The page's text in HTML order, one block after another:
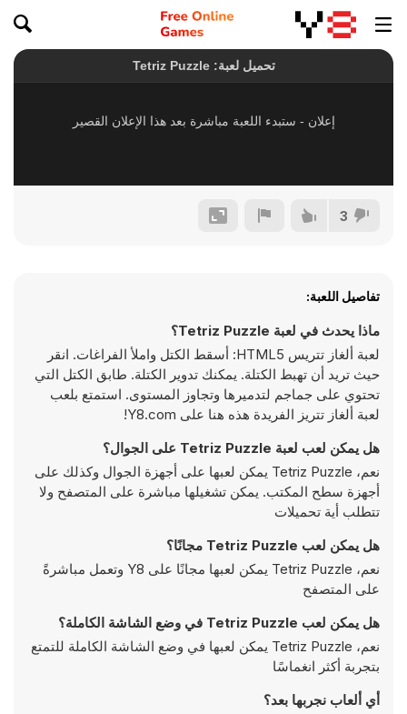
3
تفاصيل اللعبة:
ماذا يحدث في لعبة Tetriz Puzzle؟
لعبة ألغاز تتريس HTML5: أسقط الكتل واملأ الفراغات. انقر
حيث تريد أن تهبط الكتلة. يمكنك تدوير الكتلة. طابق الكتل التي
تحتوي على جماجم لتدميرها وتجاوز المستوى. استمتع بلعب
لعبة ألغاز تتريز الفريدة هذه هنا على Y8.com!
هل يمكن لعب لعبة Tetriz Puzzle على الجوال؟
نعم، Tetriz Puzzle يمكن لعبها على أجهزة الجوال وكذلك على
أجهزة سطح المكتب. يمكن تشغيلها مباشرة على المتصفح ولا
تتطلب أية تحميلات
هل يمكن لعب Tetriz Puzzle مجانًا؟
نعم، Tetriz Puzzle يمكن لعبها مجانًا على Y8 وتعمل مباشرةً
على المتصفح
هل يمكن لعب Tetriz Puzzle في وضع الشاشة الكاملة؟
نعم، Tetriz Puzzle يمكن لعبها في وضع الشاشة الكاملة للتمتع
بتجربة أكثر انغماسًا
أي ألعاب نجربها بعد؟